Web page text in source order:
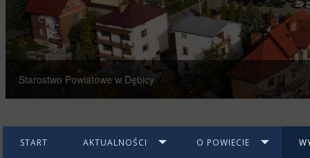
Starostwo Powiatowe w Dębicy
START AKTUALNOŚCI O POWIECIE